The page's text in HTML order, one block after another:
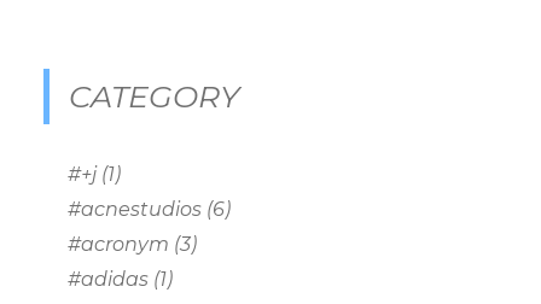
CATEGORY
#+j (1)
#acnestudios (6)
#acronym (3)
#adidas (1)